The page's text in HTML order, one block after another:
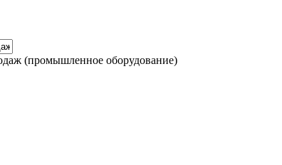
(промышленное оборудование)